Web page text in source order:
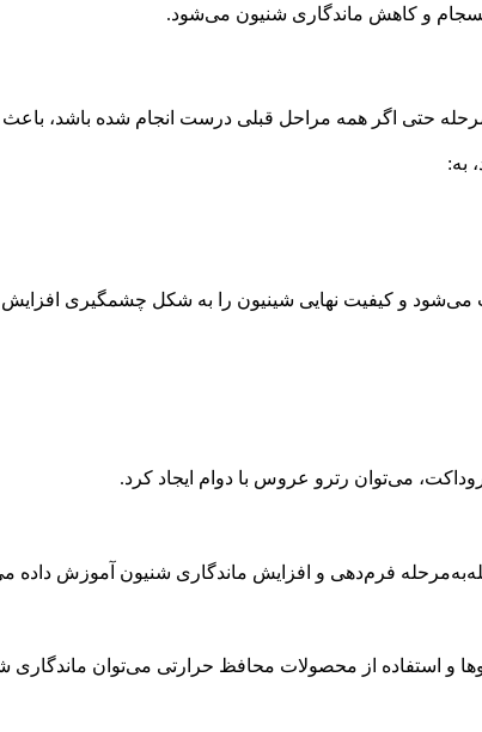
و کاهش ماندگاری شنیون می‌شود.
حتی اگر همه مراحل قبلی درست انجام شده باشد، باعث
به:
می‌توان رترو عروس با دوام ایجاد کرد.
فرم‌دهی و افزایش ماندگاری شنیون آموزش داده
و استفاده از محصولات محافظ حرارتی می‌توان ماندگاری